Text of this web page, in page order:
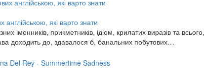
які варто знати
іменників, прикметників, ідіом, крилатих виразів та
доходить до, здавалося б, банальних побутових…